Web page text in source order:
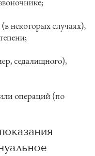
некоторых случаях),
седалищного),
операций (по